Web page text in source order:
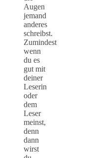
Augen
jemand
anderes
schreibst.
Zumindest
wenn
du es
gut mit
deiner
Leserin
oder
dem
Leser
meinst,
denn
dann
wirst